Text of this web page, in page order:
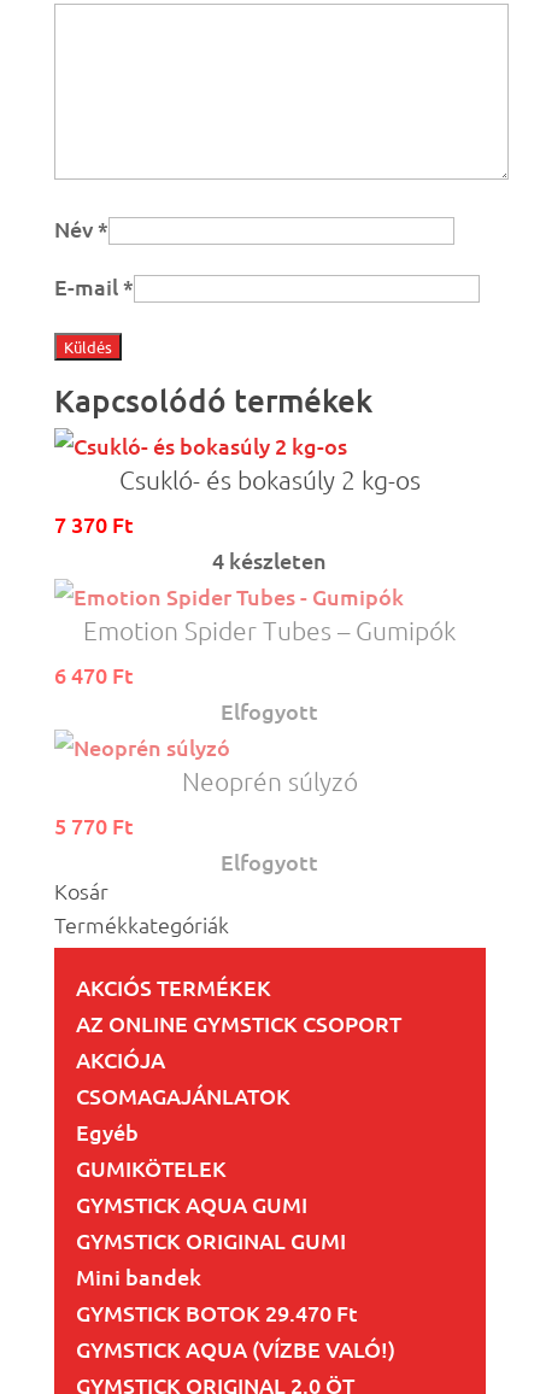
Név*
E-mail*
Kapcsolódó termékek
Csukló- és bokasúly 2 kg-os
7 370 Ft
4 készleten
Emotion Spider Tubes – Gumipók
6 470 Ft
Elfogyott
Neoprén súlyzó
5 770 Ft
Elfogyott
Kosár
Termékkategóriák
AKCIÓS TERMÉKEK
AZ ONLINE GYMSTICK CSOPORT
AKCIÓJA
CSOMAGAJÁNLATOK
Egyéb
GUMIKÖTELEK
GYMSTICK AQUA GUMI
GYMSTICK ORIGINAL GUMI
Mini bandek
GYMSTICK BOTOK 29.470 Ft
GYMSTICK AQUA (VÍZBE VALÓ!)
GYMSTICK ORIGINAL 2.0 ÖT